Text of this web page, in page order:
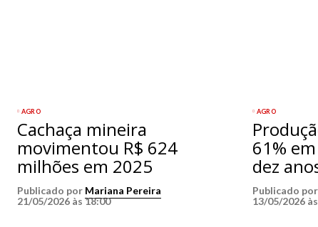
AGRO
Cachaça mineira
movimentou R$ 624
milhões em 2025
Publicado por Mariana Pereira
21/05/2026 às 18:00
AGRO
61%
dez
Publicado por
13/05/2026